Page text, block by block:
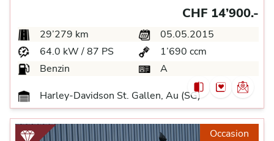
CHF 14’900.-
29’279 km
05.05.2015
64.0 kW / 87 PS
1’690 ccm
Benzin
A
Harley-Davidson St. Gallen, Au (SG)
Occasion